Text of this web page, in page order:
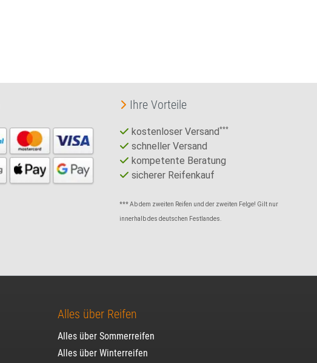
Ihre Vorteile
kostenloser Versand***
schneller Versand
kompetente Beratung
sicherer Reifenkauf
*** Ab dem zweiten Reifen und der zweiten Felge! Gilt nur
innerhalb des deutschen Festlandes.
Alles über Reifen
Alles über Sommerreifen
Alles über Winterreifen